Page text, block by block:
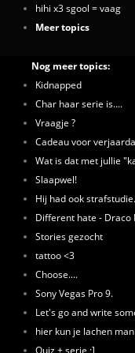
hihi x3 sgool = vaag
Meer topics
Nog meer topics:
Kidnapped
Char haar serie is....
Vraagje ?
Cadeau voor
Wat is dat met jullie
Slaapwel!
Hij had ook strafstudie.
Different hate - Draco
Stories gezocht
tattoo <3
Choose....
Sony Vegas Pro 9.
Let's go and write
hier kun je lachen
Quiz + serie ;]